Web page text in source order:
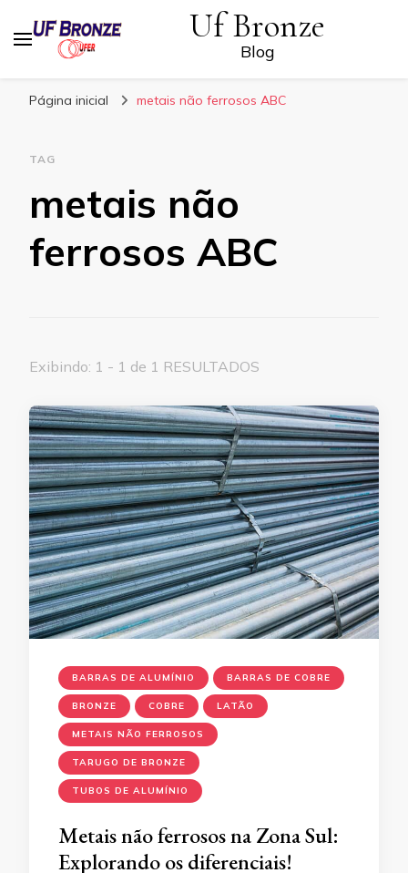
Uf Bronze
Blog
Página inicial metais não ferrosos ABC
TAG
metais não
ferrosos ABC
Exibindo: 1 - 1 de 1 RESULTADOS
BARRAS DE ALUMÍNIO BARRAS DE COBRE
BRONZE COBRE LATÃO
METAIS NÃO FERROSOS
TARUGO DE BRONZE
TUBOS DE ALUMÍNIO
Metais não ferrosos na Zona Sul:
Explorando os diferenciais!